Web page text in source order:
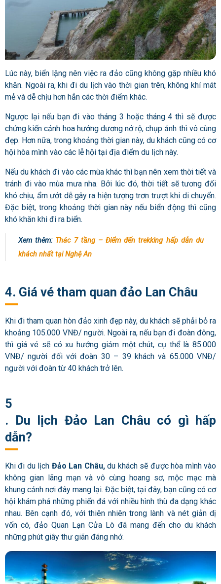
Lúc này, biển lặng nên việc ra đảo cũng không gặp nhiều khó
khăn. Ngoài ra, khi đi du lịch vào thời gian trên, không khí mát
mẻ và dễ chịu hơn hẳn các thời điểm khác.
Ngược lại nếu bạn đi vào tháng 3 hoặc tháng 4 thì sẽ được
chứng kiến cảnh hoa hướng dương nở rộ, chụp ảnh thì vô cùng
đẹp. Hơn nữa, trong khoảng thời gian này, du khách cũng có cơ
hội hòa mình vào các lễ hội tại địa điểm du lịch này.
Nếu du khách đi vào các mùa khác thì bạn nên xem thời tiết và
tránh đi vào mùa mưa nha. Bởi lúc đó, thời tiết sẽ tương đối
khó chịu, ẩm ướt dễ gây ra hiện tượng trơn trượt khi di chuyển.
Đặc biệt, trong khoảng thời gian này nếu biển động thì cũng
khó khăn khi đi ra biển.
Xem thêm: Thác 7 tầng – Điểm đến trekking hấp dẫn du
khách nhất tại Nghệ An
4. Giá vé tham quan đảo Lan Châu
Khi đi tham quan hòn đảo xinh đẹp này, du khách sẽ phải bỏ ra
khoảng 105.000 VNĐ/ người. Ngoài ra, nếu bạn đi đoàn đông,
thì giá vé sẽ có xu hướng giảm một chút, cụ thể là 85.000
VNĐ/ người đối với đoàn 30 – 39 khách và 65.000 VNĐ/
người với đoàn từ 40 khách trở lên.
5
. Du lịch Đảo Lan Châu có gì hấp
dẫn?
Khi đi du lịch Đảo Lan Châu,du khách sẽ được hòa mình vào
không gian lãng mạn và vô cùng hoang sơ, mộc mạc mà
khung cảnh nơi đây mang lại. Đặc biệt, tại đây, bạn cũng có cơ
hội khám phá những phiến đá với nhiều hình thù đa dạng khác
nhau. Bên cạnh đó, với thiên nhiên trong lành và nét giản dị
vốn có, đảo Quan Lạn Cửa Lò đã mang đến cho du khách
những phút giây thư giãn đáng nhớ.